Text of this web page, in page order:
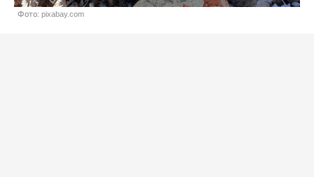
Фото: pixabay.com